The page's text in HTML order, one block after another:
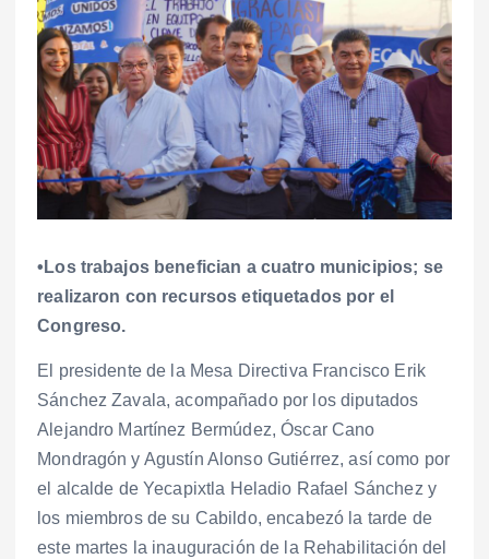
•Los trabajos benefician a cuatro municipios; se
realizaron con recursos etiquetados por el
Congreso.
El presidente de la Mesa Directiva Francisco Erik
Sánchez Zavala, acompañado por los diputados
Alejandro Martínez Bermúdez, Óscar Cano
Mondragón y Agustín Alonso Gutiérrez, así como por
el alcalde de Yecapixtla Heladio Rafael Sánchez y
los miembros de su Cabildo, encabezó la tarde de
este martes la inauguración de la Rehabilitación del